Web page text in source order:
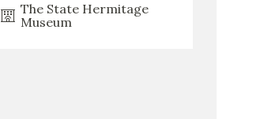
The State Hermitage
Museum